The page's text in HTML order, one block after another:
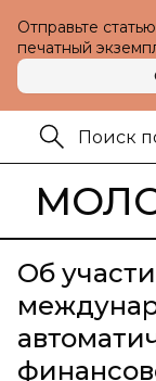
Отправьте
печатный
Об